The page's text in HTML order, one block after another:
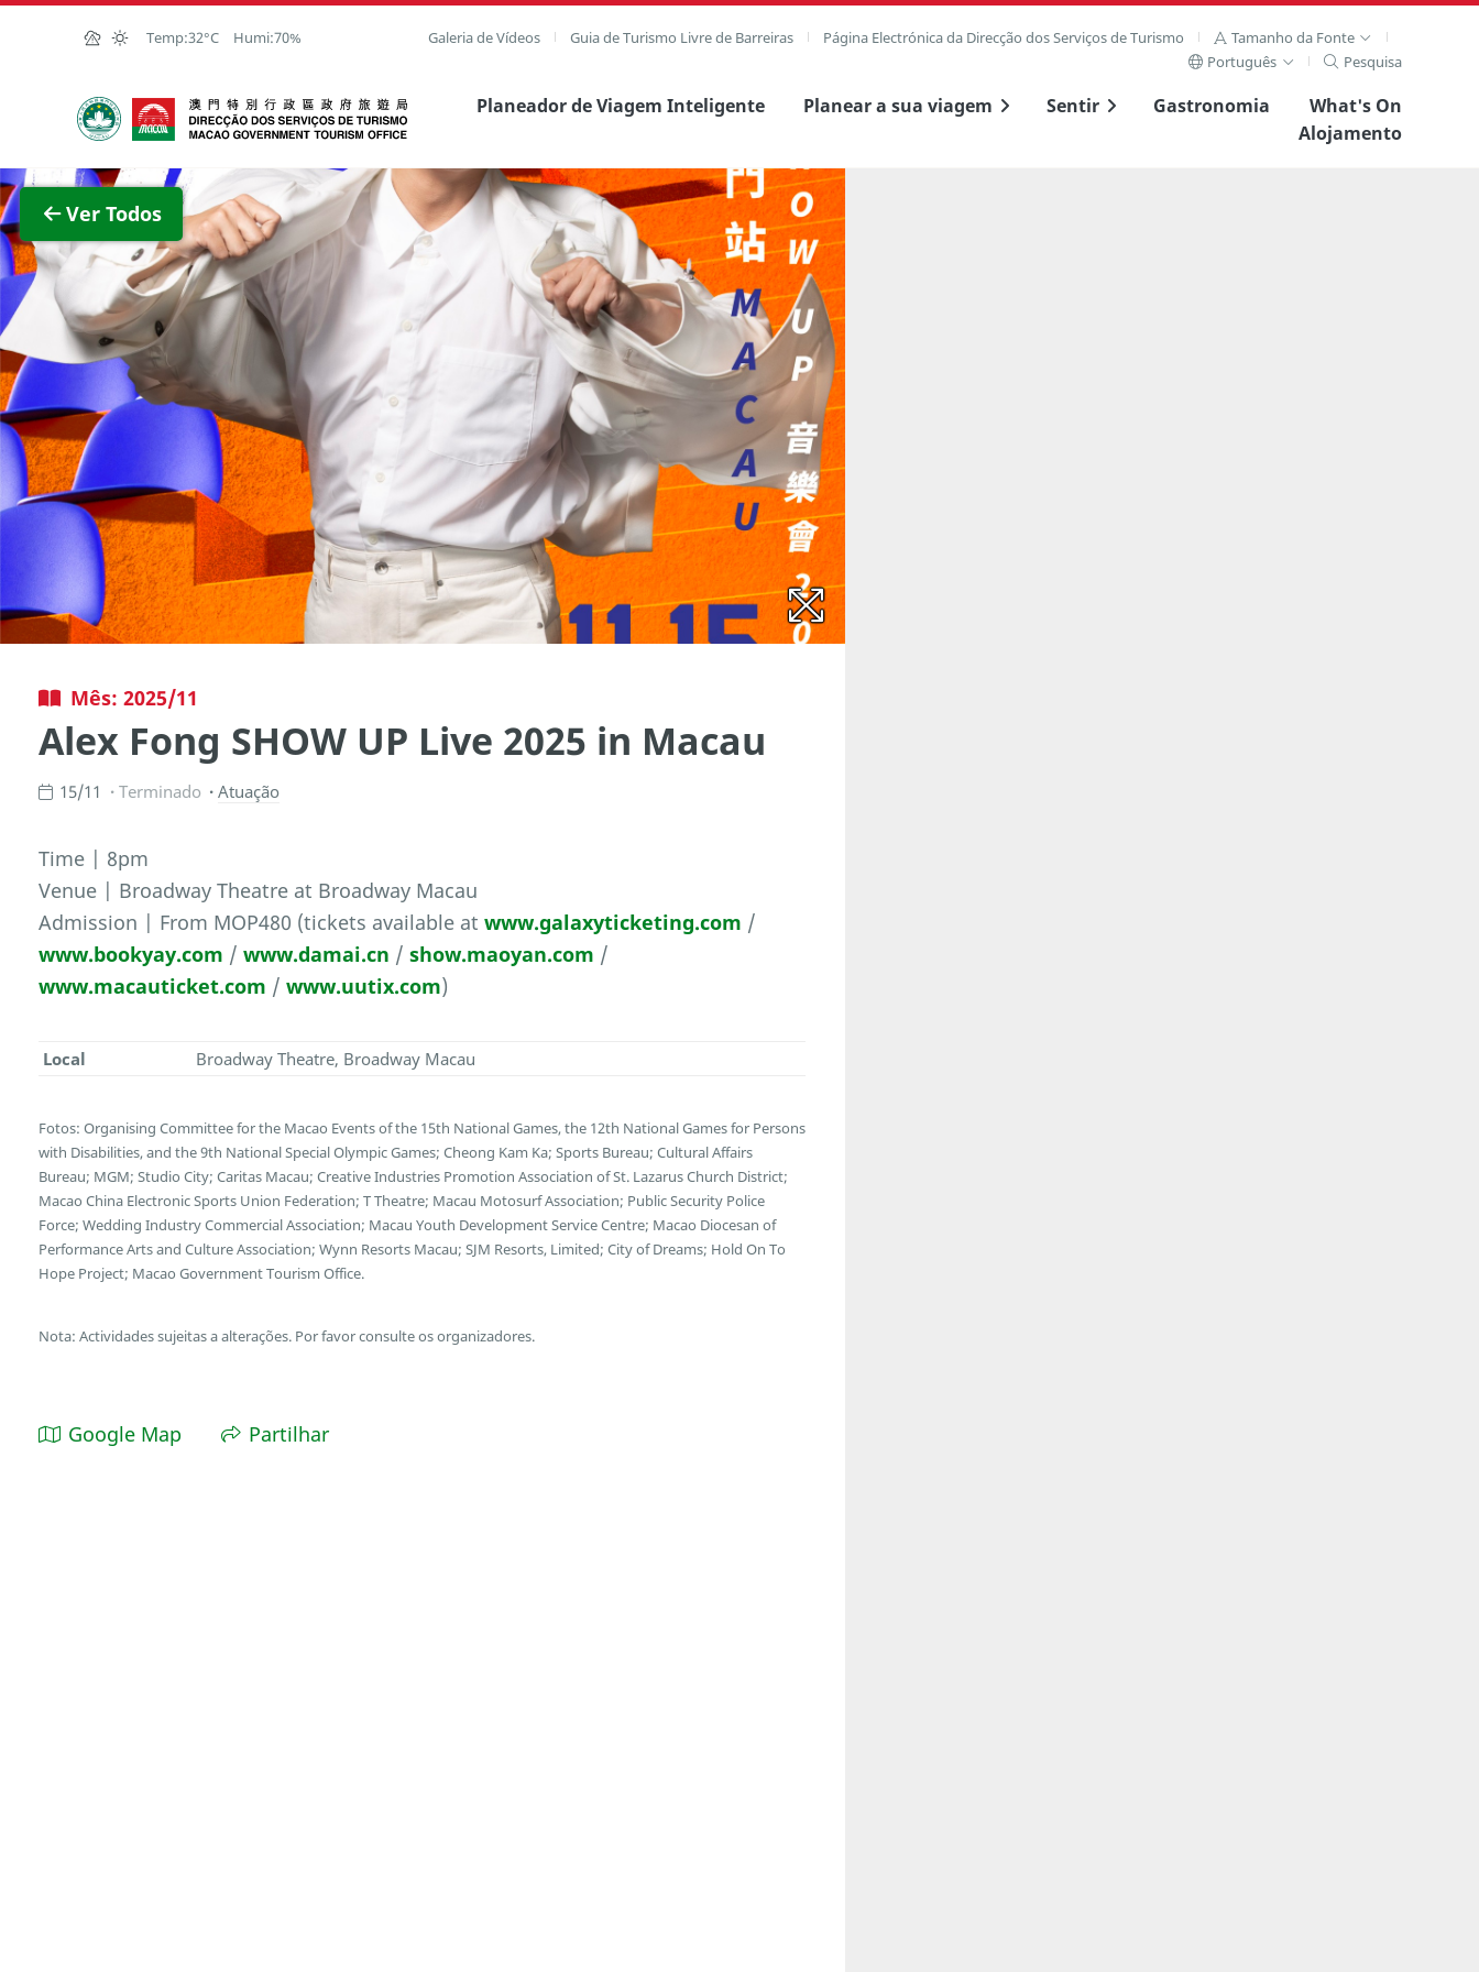
Ir para o conteúdo principal
Temp:32°C Humi:70% Galeria de Vídeos Guia de Turismo Livre de Barreiras Página Electrónica da Direcção dos Serviços de Turismo
Tamanho da Fonte
Português
Pesquisa
Direcção dos Serviços de Turismo Planeador de Viagem Inteligente Planear a sua viagem Sentir Gastronomia
What's On
Alojamento
Ver Todos
Ver imagem completa
Mês: 2025/11
Alex Fong SHOW UP Live 2025 in Macau
15/11 Terminado Atuação
Time | 8pm
Venue | Broadway Theatre at Broadway Macau
Admission | From MOP480 (tickets available atwww.galaxyticketing.com /
www.bookyay.com /www.damai.cn /show.maoyan.com /
www.macauticket.com /www.uutix.com)
Local Broadway Theatre, Broadway Macau
Fotos: Organising Committee for the Macao Events of the 15th National Games, the 12th National Games for Persons
with Disabilities, and the 9th National Special Olympic Games; Cheong Kam Ka; Sports Bureau; Cultural Affairs
Bureau; MGM; Studio City; Caritas Macau; Creative Industries Promotion Association of St. Lazarus Church District;
Macao China Electronic Sports Union Federation; T Theatre; Macau Motosurf Association; Public Security Police
Force; Wedding Industry Commercial Association; Macau Youth Development Service Centre; Macao Diocesan of
Performance Arts and Culture Association; Wynn Resorts Macau; SJM Resorts, Limited; City of Dreams; Hold On To
Hope Project; Macao Government Tourism Office.
Nota: Actividades sujeitas a alterações. Por favor consulte os organizadores.
Google Map Partilhar